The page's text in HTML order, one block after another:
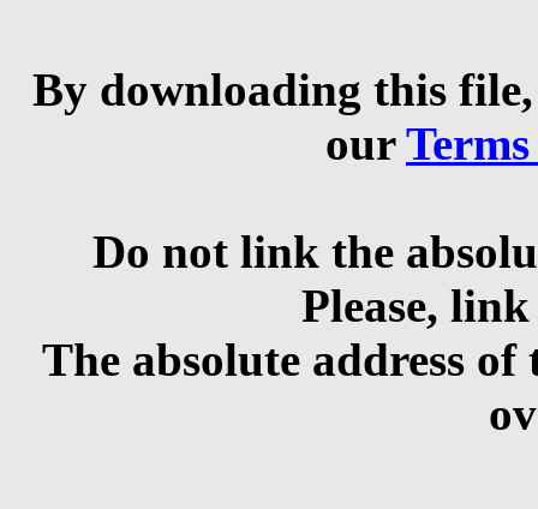
By downloading this
our
Do not link the
Please,
The absolute address